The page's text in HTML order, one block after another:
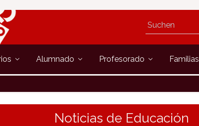
Alumnado Profesorado Familias
Noticias de Educación